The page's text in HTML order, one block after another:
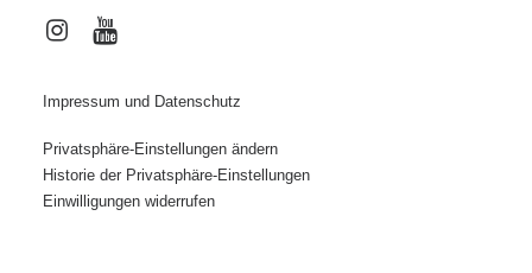
Impressum und Datenschutz
Privatsphäre-Einstellungen ändern
Historie der Privatsphäre-Einstellungen
Einwilligungen widerrufen